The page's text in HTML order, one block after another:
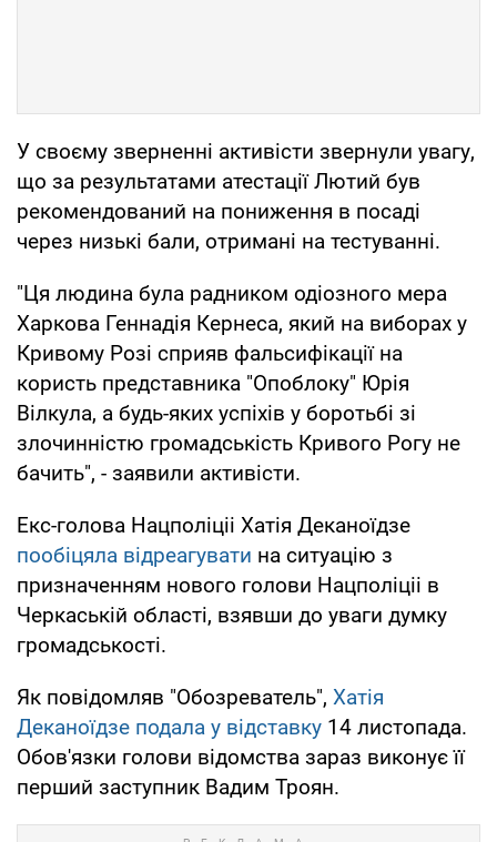
У своєму зверненні активісти звернули увагу,
що за результатами атестації Лютий був
рекомендований на пониження в посаді
через низькі бали, отримані на тестуванні.
"Ця людина була радником одіозного мера
Харкова Геннадія Кернеса, який на виборах у
Кривому Розі сприяв фальсифікації на
користь представника "Опоблоку" Юрія
Вілкула, а будь-яких успіхів у боротьбі зі
злочинністю громадськість Кривого Рогу не
бачить", - заявили активісти.
Екс-голова Нацполіціі Хатія Деканоїдзе
пообіцяла відреагувати на ситуацію з
призначенням нового голови Нацполіціі в
Черкаській області, взявши до уваги думку
громадськості.
Як повідомляв "Обозреватель", Хатія
Деканоїдзе подала у відставку 14 листопада.
Обов'язки голови відомства зараз виконує її
перший заступник Вадим Троян.